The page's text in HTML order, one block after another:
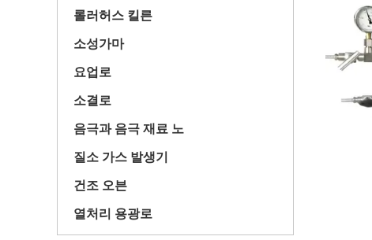
롤러허스 킬른
소성가마
요업로
소결로
음극과 음극 재료 노
질소 가스 발생기
건조 오븐
열처리 용광로